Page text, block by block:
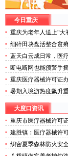
今日重庆
重庆为老年人送上“大
推出“乐享银龄”文艺
普六大系列主题活动
细碎田块盘活整合贫
丰”背后的三类医疗器
蓝天白云成日常，医
30日——我市今年已
断电断网也能预警手
重庆医疗器械许可证
突破3000万人次
暑期入境游热度飙升
大度口资讯
重庆市医疗器械许可
于《重庆市大渡口区
建胜镇：医疗器械许
织密夏季森林防火安